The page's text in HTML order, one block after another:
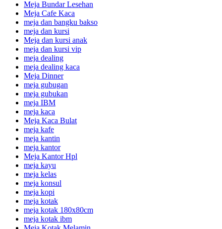
Meja Bundar Lesehan
Meja Cafe Kaca
meja dan bangku bakso
meja dan kursi
Meja dan kursi anak
meja dan kursi vip
meja dealing
meja dealing kaca
Meja Dinner
meja gubugan
meja gubukan
meja IBM
meja kaca
Meja Kaca Bulat
meja kafe
meja kantin
meja kantor
Meja Kantor Hpl
meja kayu
meja kelas
meja konsul
meja kopi
meja kotak
meja kotak 180x80cm
meja kotak ibm